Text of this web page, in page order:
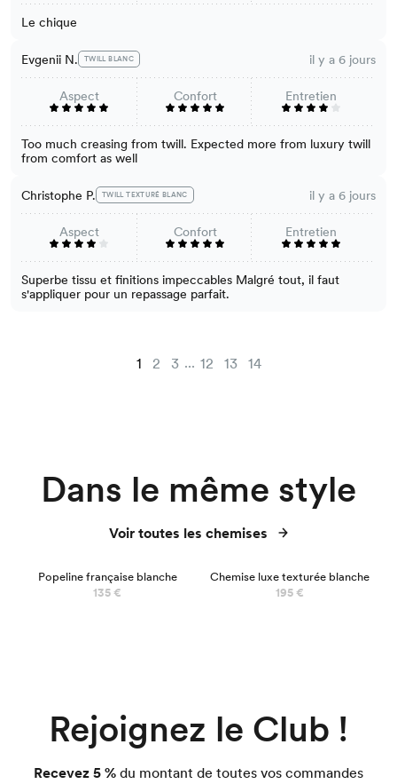
Le chique
Evgenii N. TWILL BLANC il y a 6 jours
Aspect Confort Entretien
Too much creasing from twill. Expected more from luxury twill
from comfort as well
Christophe P. TWILL TEXTURÉ BLANC il y a 6 jours
Aspect Confort Entretien
Superbe tissu et finitions impeccables Malgré tout, il faut
s'appliquer pour un repassage parfait.
1 2 3 ... 12 13 14
Dans le même style
Voir toutes les chemises
Popeline française blanche
135 €
Chemise luxe texturée blanche
195 €
Rejoignez le Club !
Recevez 5 % du montant de toutes vos commandes